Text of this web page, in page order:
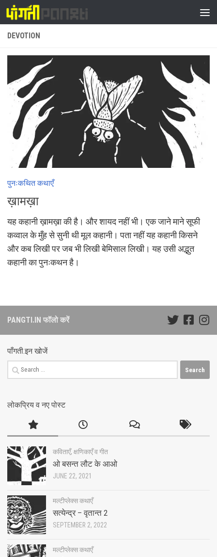
Skip to content
DEVOTION
पुनःकथित कथाएँ
ख़ामख़ा
यह कहानी ख़ामख़ा की है। और शायद नहीं भी। एक जाने माने सूफी
कव्वाल के मुँह से सुनी थी मूल कहानी। पता नहीं यह कहानी किसने
और कब लिखी पर जब भी लिखी बेमिसाल लिखी। यह उसी अद्भुत
कहानी का पुनःकथन है।
PANGTI.IN फॉलो करें
पाँगती.इन खोजें
Search
for:
लोकप्रिय व नए पोस्ट
कविताएँ, क्षणिकाएँ व गीत
ओ बसन्त लौट के आओ
JUNE 22, 2021
मल्टीप्लेक्स कथाएँ
सत्येन्द्र – वृतान्त 2
SEPTEMBER 2, 2022
मल्टीप्लेक्स कथाएँ